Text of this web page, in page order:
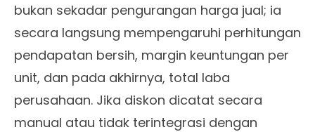
bukan sekadar pengurangan harga jual; ia
secara langsung mempengaruhi perhitungan
pendapatan bersih, margin keuntungan per
unit, dan pada akhirnya, total laba
perusahaan. Jika diskon dicatat secara
manual atau tidak terintegrasi dengan